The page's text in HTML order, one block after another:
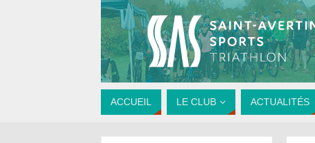
ACCUEIL LE CLUB ACTUALITÉS